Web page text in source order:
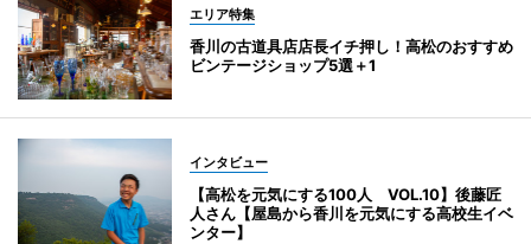
エリア特集
香川の古道具店店長イチ押し！高松のおすすめ
ビンテージショップ5選＋1
インタビュー
【高松を元気にする100人 VOL.10】後藤匠
人さん【屋島から香川を元気にする高校生イベ
ンター】